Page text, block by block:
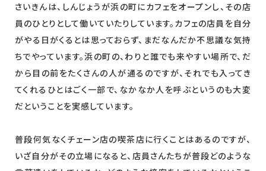
さいきんは、しんじょうが浜の町にカフェをオープンし、その店
員のひとりとして働いていたりしています。カフェの店員を自分
がやる日がくるとは思っておらず、まだなんだか不思議な気持
ちでやっています。浜の町の、わりと誰でも来やすい場所で、だ
から目の前をたくさんの人が通るのですが、それでも入ってき
てくれるひとはごく一部で、なかなか人を呼ぶというのも大変
だということを実感しています。
普段何気なくチェーン店の喫茶店に行くことはあるのですが、
いざ自分がその立場になると、店員さんたちが普段どのような